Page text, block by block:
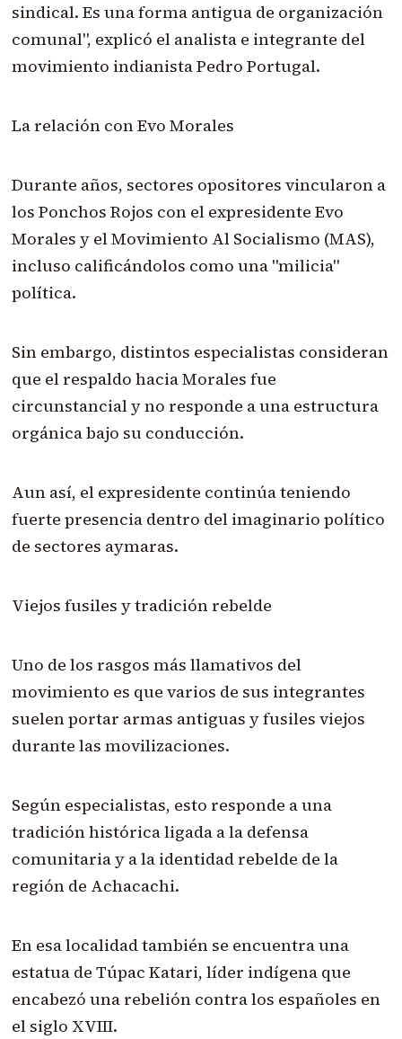
sindical. Es una forma antigua de organización
comunal", explicó el analista e integrante del
movimiento indianista Pedro Portugal.
La relación con Evo Morales
Durante años, sectores opositores vincularon a
los Ponchos Rojos con el expresidente Evo
Morales y el Movimiento Al Socialismo (MAS),
incluso calificándolos como una "milicia"
política.
Sin embargo, distintos especialistas consideran
que el respaldo hacia Morales fue
circunstancial y no responde a una estructura
orgánica bajo su conducción.
Aun así, el expresidente continúa teniendo
fuerte presencia dentro del imaginario político
de sectores aymaras.
Viejos fusiles y tradición rebelde
Uno de los rasgos más llamativos del
movimiento es que varios de sus integrantes
suelen portar armas antiguas y fusiles viejos
durante las movilizaciones.
Según especialistas, esto responde a una
tradición histórica ligada a la defensa
comunitaria y a la identidad rebelde de la
región de Achacachi.
En esa localidad también se encuentra una
estatua de Túpac Katari, líder indígena que
encabezó una rebelión contra los españoles en
el siglo XVIII.